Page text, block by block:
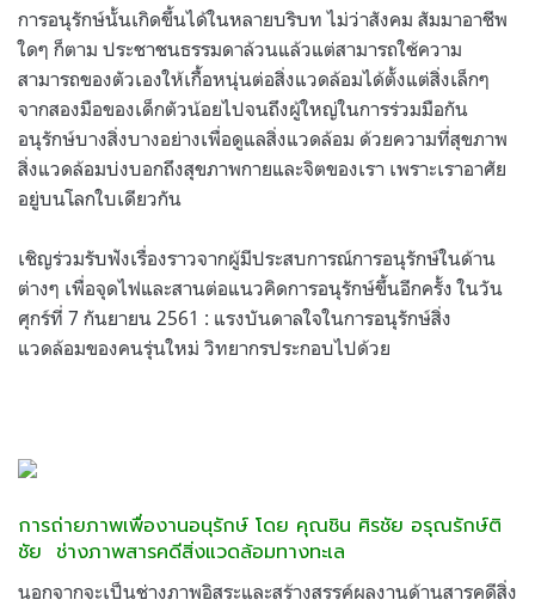
การอนุรักษ์นั้นเกิดขึ้นได้ในหลายบริบท ไม่ว่าสังคม สัมมาอาชีพ
ใดๆ ก็ตาม ประชาชนธรรมดาล้วนแล้วแต่สามารถใช้ความ
สามารถของตัวเองให้เกื้อหนุ่นต่อสิ่งแวดล้อมได้ตั้งแต่สิ่งเล็กๆ
จากสองมือของเด็กตัวน้อยไปจนถึงผู้ใหญ่ในการร่วมมือกัน
อนุรักษ์บางสิ่งบางอย่างเพื่อดูแลสิ่งแวดล้อม ด้วยความที่สุขภาพ
สิ่งแวดล้อมบ่งบอกถึงสุขภาพกายและจิตของเรา เพราะเราอาศัย
อยู่บนโลกใบเดียวกัน
เชิญร่วมรับฟังเรื่องราวจากผู้มีประสบการณ์การอนุรักษ์ในด้าน
ต่างๆ เพื่อจุดไฟและสานต่อแนวคิดการอนุรักษ์ขึ้นอีกครั้ง ในวัน
ศุกร์ที่ 7 กันยายน 2561 : แรงบันดาลใจในการอนุรักษ์สิ่ง
แวดล้อมของคนรุ่นใหม่ วิทยากรประกอบไปด้วย
การถ่ายภาพเพื่องานอนุรักษ์ โดย คุณชิน ศิรชัย อรุณรักษ์ติ
ชัย ช่างภาพสารคดีสิ่งแวดล้อมทางทะเล
นอกจากจะเป็นช่างภาพอิสระและสร้างสรรค์ผลงานด้านสารคดีสิ่ง